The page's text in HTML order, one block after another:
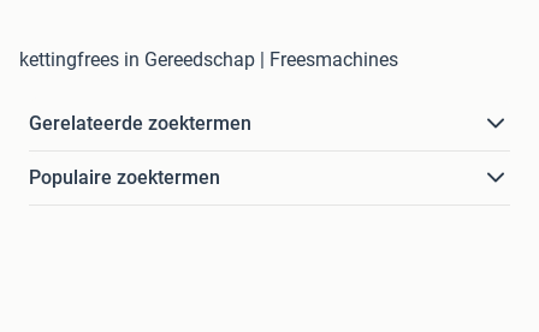
kettingfrees in Gereedschap | Freesmachines
Gerelateerde zoektermen
Populaire zoektermen